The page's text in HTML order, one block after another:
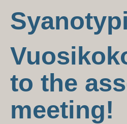
to the
meeting!